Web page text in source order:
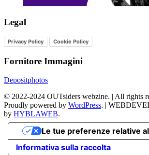
Legal
Privacy Policy Cookie Policy
Fornitore Immagini
Depositphotos
© 2022-2024 OUTsiders webzine. | All rights
Proudly powered by WordPress. |
by HYBLAWEB.
Informativa sulla raccolta
Le tue preferenze relative